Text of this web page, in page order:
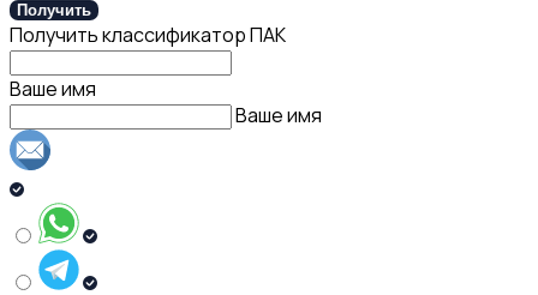
Получить
Получить классификатор ПАК
Ваше имя
Ваше имя